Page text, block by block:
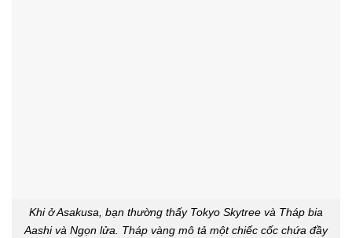
Khi ở Asakusa, bạn thường thấy Tokyo Skytree và Tháp bia
Aashi và Ngọn lửa. Tháp vàng mô tả một chiếc cốc chứa đầy